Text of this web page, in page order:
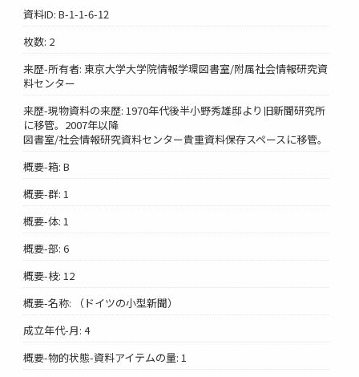
資料ID: B-1-1-6-12
枚数: 2
来歴-所有者: 東京大学大学院情報学環図書室/附属社会情報研究資
料センター
来歴-現物資料の来歴: 1970年代後半小野秀雄邸より旧新聞研究所
に移管。2007年以降
図書室/社会情報研究資料センター貴重資料保存スペースに移管。
概要-箱: B
概要-群: 1
概要-体: 1
概要-部: 6
概要-枝: 12
概要-名称: （ドイツの小型新聞）
成立年代-月: 4
概要-物的状態-資料アイテムの量: 1